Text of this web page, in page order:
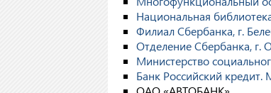
Национальная
Филиал Сбербанка, г.
Отделение Сбербанка, г.
Министерство
Банк Российский кредит.